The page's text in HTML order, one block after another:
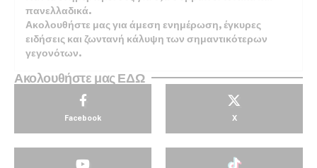
πανελλαδικά.
Ακολουθήστε μας για άμεση ενημέρωση, έγκυρες
ειδήσεις και ζωντανή κάλυψη των σημαντικότερων
γεγονότων.
Ακολουθήστε μας ΕΔΩ
Facebook X